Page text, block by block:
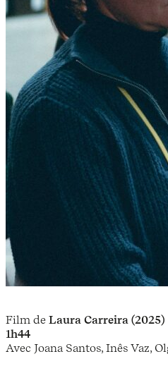
Film de Laura Carreira (2025)
1h44
Avec Joana Santos, Inês Vaz,